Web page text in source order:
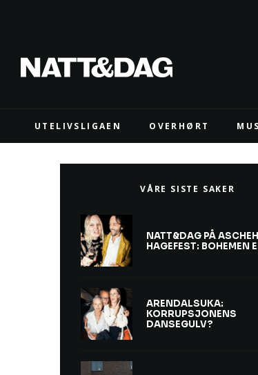
UTELIVSLIGAEN OVERHØRT
VÅRE SISTE SAKER
NATT&DAG PÅ
HAGEFEST: BOHEMEN
ARENDALSUKA:
KORRUPSJONENS
DANSEGULV?